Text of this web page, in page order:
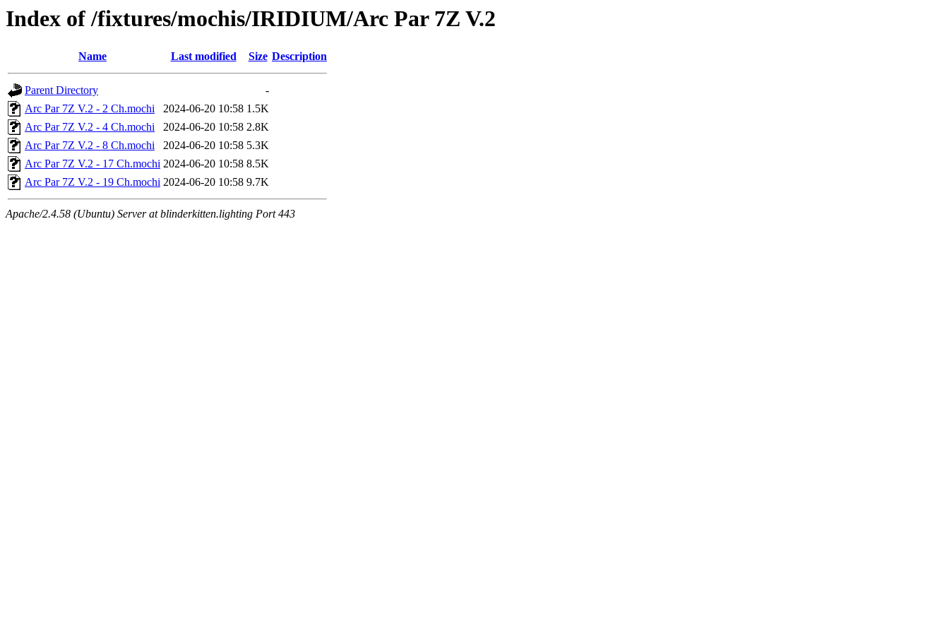
Index of /fixtures/mochis/IRIDIUM/Arc Par 7Z V.2
Name Last modified Size Description
Parent Directory
-
Arc Par 7Z V.2 - 2 Ch.mochi
2024-06-20 10:58 1.5K
Arc Par 7Z V.2 - 4 Ch.mochi
2024-06-20 10:58 2.8K
Arc Par 7Z V.2 - 8 Ch.mochi
2024-06-20 10:58 5.3K
Arc Par 7Z V.2 - 17 Ch.mochi 2024-06-20 10:58 8.5K
Arc Par 7Z V.2 - 19 Ch.mochi 2024-06-20 10:58 9.7K
Apache/2.4.58 (Ubuntu) Server at blinderkitten.lighting Port 443